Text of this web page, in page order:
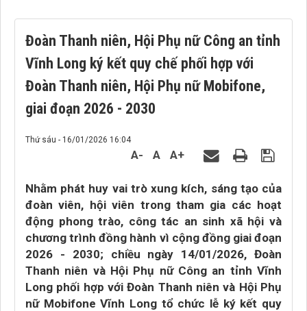
Đoàn Thanh niên, Hội Phụ nữ Công an tỉnh
Vĩnh Long ký kết quy chế phối hợp với
Đoàn Thanh niên, Hội Phụ nữ Mobifone,
giai đoạn 2026 - 2030
Thứ sáu - 16/01/2026 16:04
A- A A+
Nhằm phát huy vai trò xung kích, sáng tạo của
đoàn viên, hội viên trong tham gia các hoạt
động phong trào, công tác an sinh xã hội và
chương trình đồng hành vì cộng đồng giai đoạn
2026 - 2030; chiều ngày 14/01/2026, Đoàn
Thanh niên và Hội Phụ nữ Công an tỉnh Vĩnh
Long phối hợp với Đoàn Thanh niên và Hội Phụ
nữ Mobifone Vĩnh Long tổ chức lễ ký kết quy